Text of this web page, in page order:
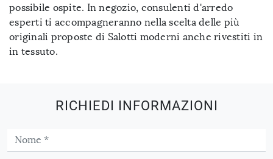
possibile ospite. In negozio, consulenti d'arredo
esperti ti accompagneranno nella scelta delle più
originali proposte di Salotti moderni anche rivestiti in
in tessuto.
RICHIEDI INFORMAZIONI